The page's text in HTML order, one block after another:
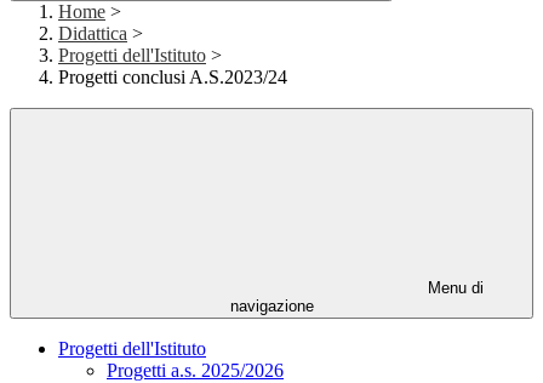
Home >
Didattica >
Progetti dell'Istituto >
Progetti conclusi A.S.2023/24
Menu di
navigazione
Progetti dell'Istituto
Progetti a.s. 2025/2026